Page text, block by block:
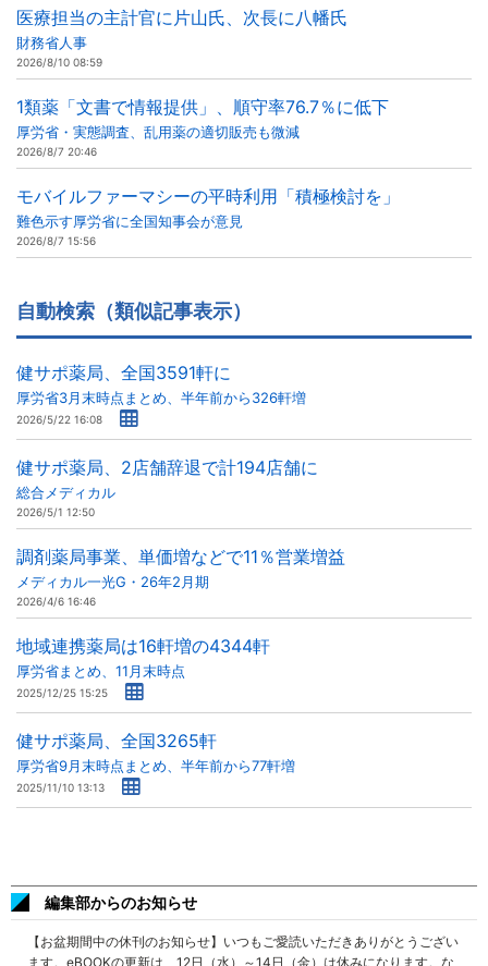
医療担当の主計官に片山氏、次長に八幡氏
財務省人事
2026/8/10 08:59
1類薬「文書で情報提供」、順守率76.7％に低下
厚労省・実態調査、乱用薬の適切販売も微減
2026/8/7 20:46
モバイルファーマシーの平時利用「積極検討を」
難色示す厚労省に全国知事会が意見
2026/8/7 15:56
自動検索（類似記事表示）
健サポ薬局、全国3591軒に
厚労省3月末時点まとめ、半年前から326軒増
2026/5/22 16:08
健サポ薬局、2店舗辞退で計194店舗に
総合メディカル
2026/5/1 12:50
調剤薬局事業、単価増などで11％営業増益
メディカル一光G・26年2月期
2026/4/6 16:46
地域連携薬局は16軒増の4344軒
厚労省まとめ、11月末時点
2025/12/25 15:25
健サポ薬局、全国3265軒
厚労省9月末時点まとめ、半年前から77軒増
2025/11/10 13:13
編集部からのお知らせ
【お盆期間中の休刊のお知らせ】いつもご愛読いただきありがとうござい
ます。eBOOKの更新は、12日（水）～14日（金）は休みになります。な